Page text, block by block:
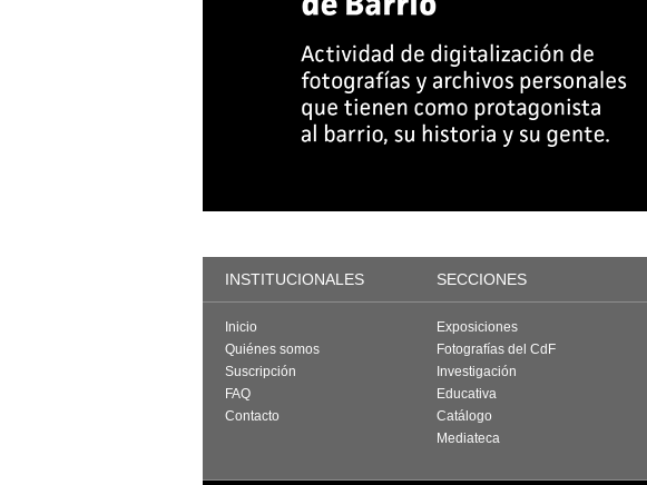
INSTITUCIONALES SECCIONES
Inicio
Quiénes somos
Suscripción
FAQ
Contacto
Exposiciones
Fotografías del CdF
Investigación
Educativa
Catálogo
Mediateca